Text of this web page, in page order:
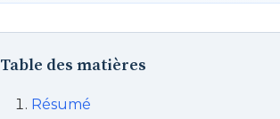
Table des matières
Résumé